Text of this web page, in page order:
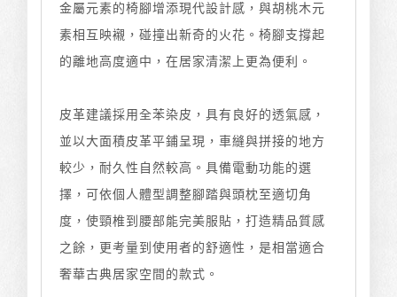
金屬元素的椅腳增添現代設計感，與胡桃木元
素相互映襯，碰撞出新奇的火花。椅腳支撐起
的離地高度適中，在居家清潔上更為便利。
皮革建議採用全苯染皮，具有良好的透氣感，
並以大面積皮革平鋪呈現，車縫與拼接的地方
較少，耐久性自然較高。具備電動功能的選
擇，可依個人體型調整腳踏與頭枕至適切角
度，使頸椎到腰部能完美服貼，打造精品質感
之餘，更考量到使用者的舒適性，是相當適合
奢華古典居家空間的款式。